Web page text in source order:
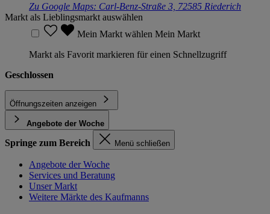
Zu Google Maps: Carl-Benz-Straße 3, 72585 Riederich
Markt als Lieblingsmarkt auswählen
Mein Markt wählen Mein Markt
Markt als Favorit markieren für einen Schnellzugriff
Geschlossen
Öffnungszeiten anzeigen
Angebote der Woche
Springe zum Bereich Menü schließen
Angebote der Woche
Services und Beratung
Unser Markt
Weitere Märkte des Kaufmanns